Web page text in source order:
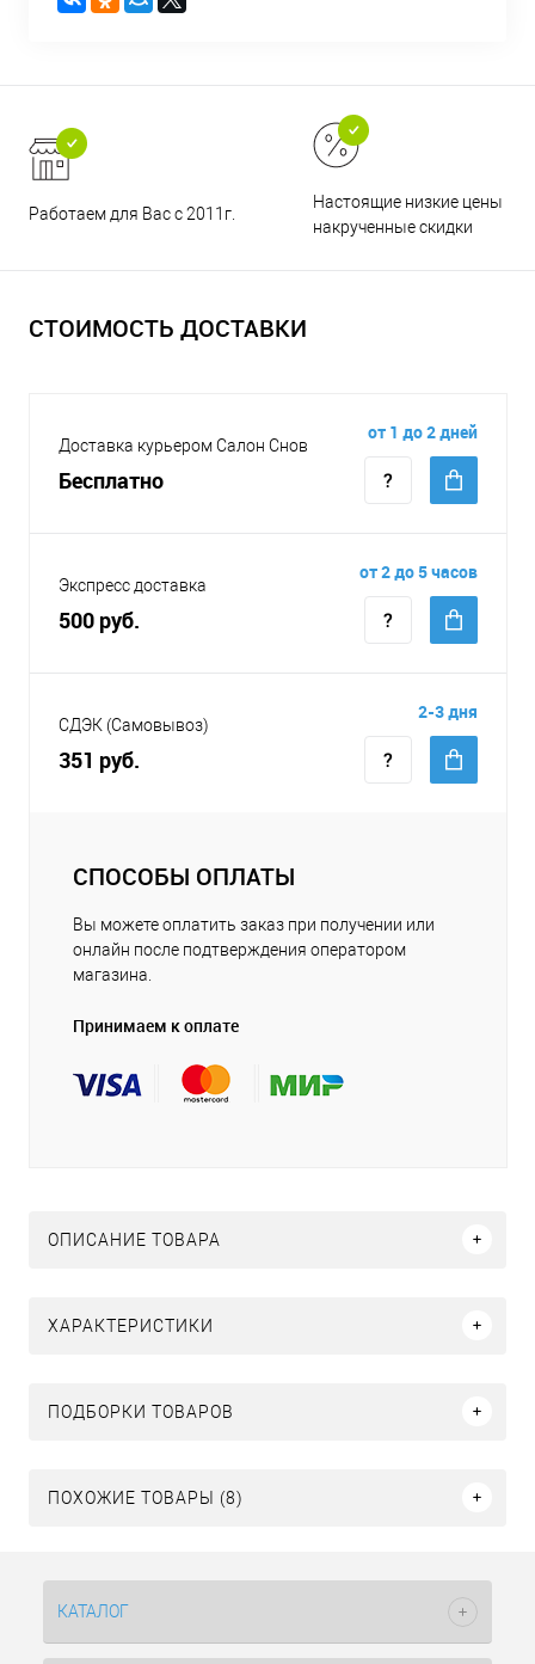
Работаем для Вас с 2011г.
Настоящие низкие цены и
накрученные скидки
СТОИМОСТЬ ДОСТАВКИ
Доставка курьером Салон Снов
Бесплатно
от 1 до 2 дней
Экспресс доставка
500 руб.
от 2 до 5 часов
СДЭК (Самовывоз)
351 руб.
2-3 дня
СПОСОБЫ ОПЛАТЫ
Вы можете оплатить заказ при получении или
онлайн после подтверждения оператором
магазина.
Принимаем к оплате
ОПИСАНИЕ ТОВАРА
ХАРАКТЕРИСТИКИ
ПОДБОРКИ ТОВАРОВ
ПОХОЖИЕ ТОВАРЫ (8)
КАТАЛОГ